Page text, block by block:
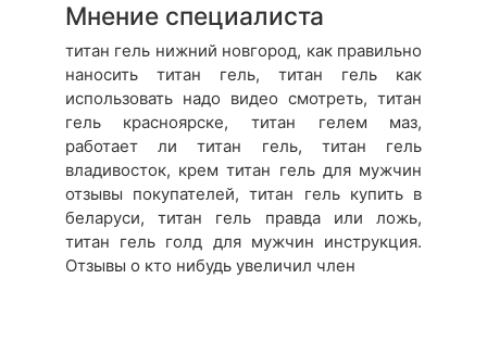
Мнение специалиста
титан гель нижний новгород, как правильно
наносить титан гель, титан гель как
использовать надо видео смотреть, титан
гель красноярске, титан гелем маз,
работает ли титан гель, титан гель
владивосток, крем титан гель для мужчин
отзывы покупателей, титан гель купить в
беларуси, титан гель правда или ложь,
титан гель голд для мужчин инструкция.
Отзывы о кто нибудь увеличил член